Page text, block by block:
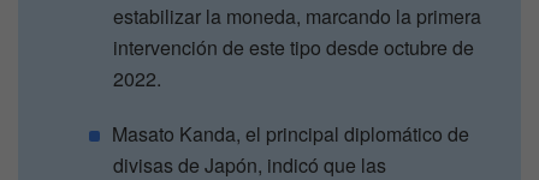
estabilizar la moneda, marcando la primera
intervención de este tipo desde octubre de
2022.
Masato Kanda, el principal diplomático de
divisas de Japón, indicó que las